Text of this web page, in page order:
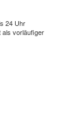
24 Uhr
als vorläufiger